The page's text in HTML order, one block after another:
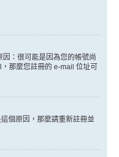
：很可能是因為您的帳號尚
那麼您註冊的 e-mail 位址可
個原因，那麼請重新註冊並